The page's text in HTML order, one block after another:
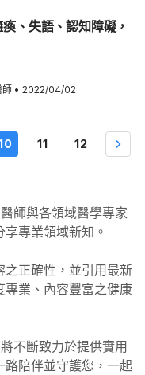
、失語、認知障礙，
師 • 2022/04/02
11 12
師與各領域醫學專家
專業領域新知。
之正確性，並引用最新
專業、內容豐富之健康
不斷致力於提供實用
路陪伴並守護您，一起